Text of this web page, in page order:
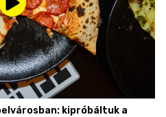
kipróbáltuk a